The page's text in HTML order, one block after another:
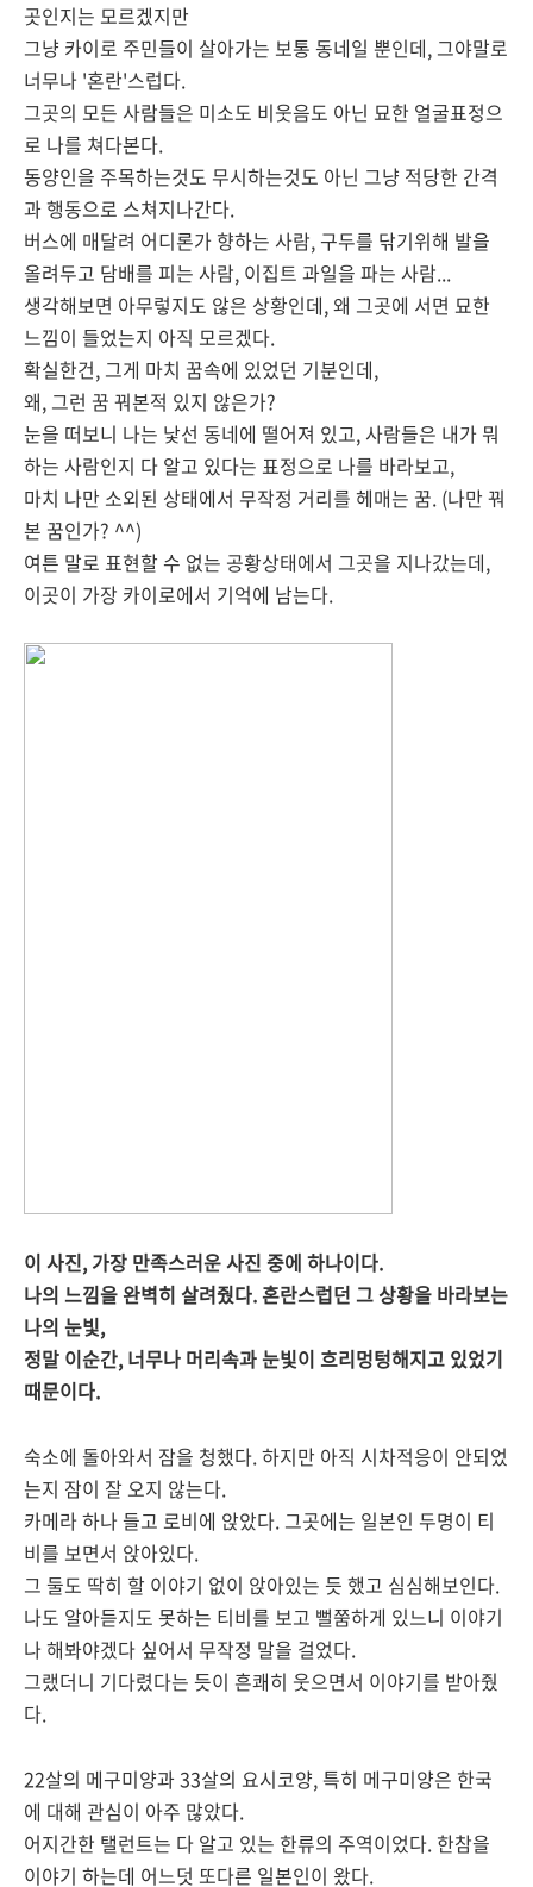
곳인지는 모르겠지만
그냥 카이로 주민들이 살아가는 보통 동네일 뿐인데, 그야말로
너무나 '혼란'스럽다.
그곳의 모든 사람들은 미소도 비웃음도 아닌 묘한 얼굴표정으
로 나를 쳐다본다.
동양인을 주목하는것도 무시하는것도 아닌 그냥 적당한 간격
과 행동으로 스쳐지나간다.
버스에 매달려 어디론가 향하는 사람, 구두를 닦기위해 발을
올려두고 담배를 피는 사람, 이집트 과일을 파는 사람...
생각해보면 아무렇지도 않은 상황인데, 왜 그곳에 서면 묘한
느낌이 들었는지 아직 모르겠다.
확실한건, 그게 마치 꿈속에 있었던 기분인데,
왜, 그런 꿈 꿔본적 있지 않은가?
눈을 떠보니 나는 낯선 동네에 떨어져 있고, 사람들은 내가 뭐
하는 사람인지 다 알고 있다는 표정으로 나를 바라보고,
마치 나만 소외된 상태에서 무작정 거리를 헤매는 꿈. (나만 꿔
본 꿈인가? ^^)
여튼 말로 표현할 수 없는 공황상태에서 그곳을 지나갔는데,
이곳이 가장 카이로에서 기억에 남는다.
이 사진, 가장 만족스러운 사진 중에 하나이다.
나의 느낌을 완벽히 살려줬다. 혼란스럽던 그 상황을 바라보는
나의 눈빛,
정말 이순간, 너무나 머리속과 눈빛이 흐리멍텅해지고 있었기
때문이다.
숙소에 돌아와서 잠을 청했다. 하지만 아직 시차적응이 안되었
는지 잠이 잘 오지 않는다.
카메라 하나 들고 로비에 앉았다. 그곳에는 일본인 두명이 티
비를 보면서 앉아있다.
그 둘도 딱히 할 이야기 없이 앉아있는 듯 했고 심심해보인다.
나도 알아듣지도 못하는 티비를 보고 뻘쭘하게 있느니 이야기
나 해봐야겠다 싶어서 무작정 말을 걸었다.
그랬더니 기다렸다는 듯이 흔쾌히 웃으면서 이야기를 받아줬
다.
22살의 메구미양과 33살의 요시코양, 특히 메구미양은 한국
에 대해 관심이 아주 많았다.
어지간한 탤런트는 다 알고 있는 한류의 주역이었다. 한참을
이야기 하는데 어느덧 또다른 일본인이 왔다.